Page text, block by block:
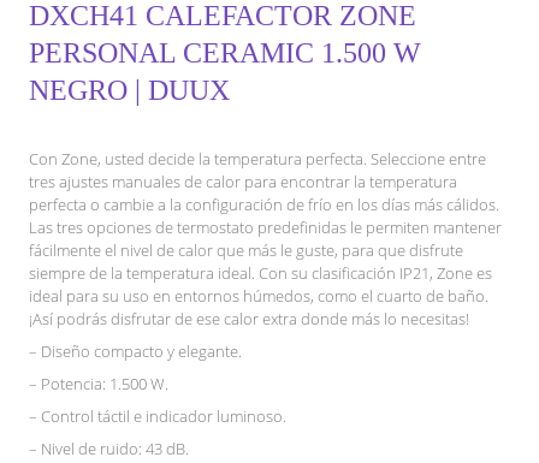
DXCH41 CALEFACTOR ZONE
PERSONAL CERAMIC 1.500 W
NEGRO | DUUX
Con Zone, usted decide la temperatura perfecta. Seleccione entre
tres ajustes manuales de calor para encontrar la temperatura
perfecta o cambie a la configuración de frío en los días más cálidos.
Las tres opciones de termostato predefinidas le permiten mantener
fácilmente el nivel de calor que más le guste, para que disfrute
siempre de la temperatura ideal. Con su clasificación IP21, Zone es
ideal para su uso en entornos húmedos, como el cuarto de baño.
¡Así podrás disfrutar de ese calor extra donde más lo necesitas!
– Diseño compacto y elegante.
– Potencia: 1.500 W.
– Control táctil e indicador luminoso.
– Nivel de ruido: 43 dB.